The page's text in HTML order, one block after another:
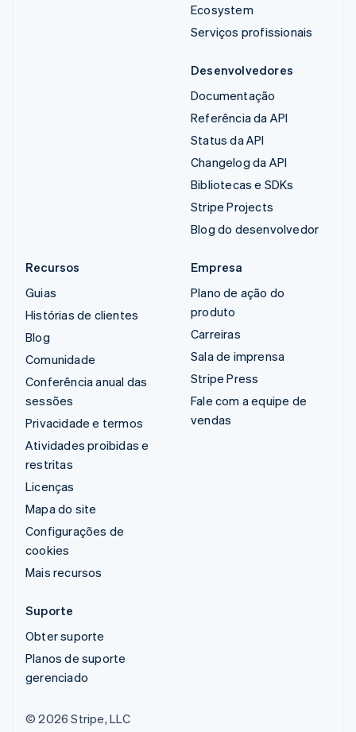
Ecosystem
Serviços profissionais
Desenvolvedores
Documentação
Referência da API
Status da API
Changelog da API
Bibliotecas e SDKs
Stripe Projects
Blog do desenvolvedor
Recursos
Guias
Histórias de clientes
Blog
Comunidade
Conferência anual das
sessões
Privacidade e termos
Atividades proibidas e
restritas
Licenças
Mapa do site
Configurações de
cookies
Mais recursos
Empresa
Plano de ação do
produto
Carreiras
Sala de imprensa
Stripe Press
Fale com a equipe de
vendas
Suporte
Obter suporte
Planos de suporte
gerenciado
© 2026 Stripe, LLC